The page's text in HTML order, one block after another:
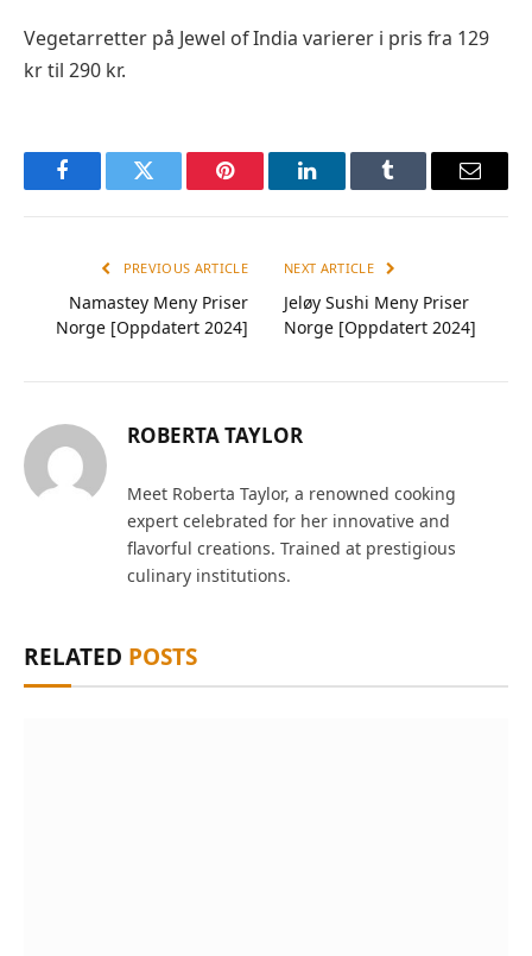
Vegetarretter på Jewel of India varierer i pris fra 129
kr til 290 kr.
FacebookTwitter Pinterest LinkedInTumblr Email
PREVIOUS ARTICLE
Namastey Meny Priser
Norge [Oppdatert 2024]
NEXT ARTICLE
Jeløy Sushi Meny Priser
Norge [Oppdatert 2024]
ROBERTA TAYLOR
Meet Roberta Taylor, a renowned cooking
expert celebrated for her innovative and
flavorful creations. Trained at prestigious
culinary institutions.
RELATED POSTS